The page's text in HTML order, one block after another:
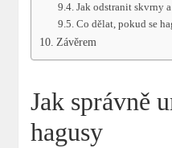
Jak odstranit skvrny
Co dělat, pokud se
Závěrem
Jak správně
hagusy